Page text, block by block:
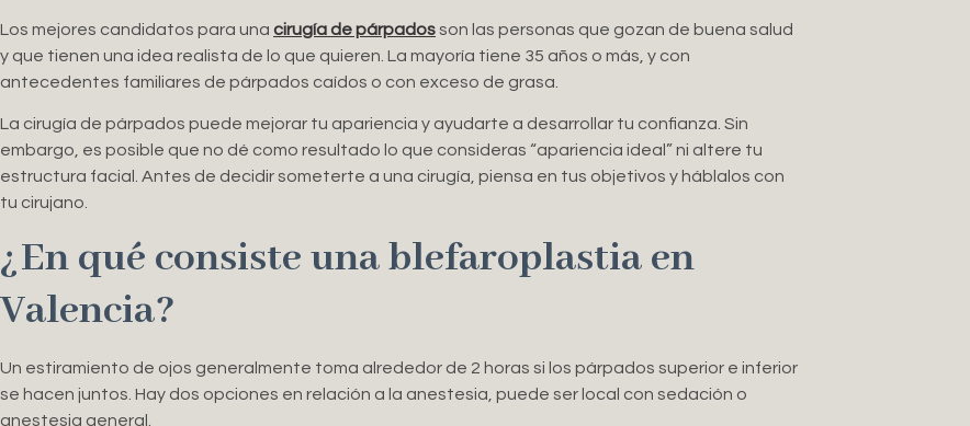
Los mejores candidatos para una cirugía de párpadosson las personas que gozan de buena salud
y que tienen una idea realista de lo que quieren. La mayoría tiene 35 años o más, y con
antecedentes familiares de párpados caídos o con exceso de grasa.
La cirugía de párpados puede mejorar tu apariencia y ayudarte a desarrollar tu confianza. Sin
embargo, es posible que no dé como resultado lo que consideras “apariencia ideal” ni altere tu
estructura facial. Antes de decidir someterte a una cirugía, piensa en tus objetivos y háblalos con
tu cirujano.
¿En qué consiste una blefaroplastia en
Valencia?
Un estiramiento de ojos generalmente toma alrededor de 2 horas si los párpados superior e inferior
se hacen juntos. Hay dos opciones en relación a la anestesia, puede ser local con sedación o
anestesia general.